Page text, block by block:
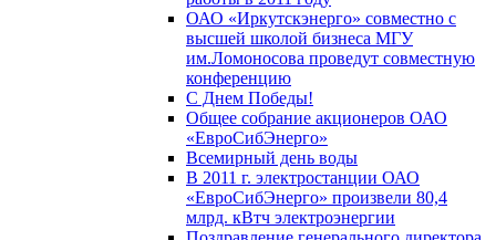
ОАО «Иркутскэнерго» совместно с
высшей школой бизнеса МГУ
им.Ломоносова проведут совместную
конференцию
С Днем Победы!
Общее собрание акционеров ОАО
«ЕвроСибЭнерго»
Всемирный день воды
В 2011 г. электростанции ОАО
«ЕвроСибЭнерго» произвели 80,4
млрд. кВтч электроэнергии